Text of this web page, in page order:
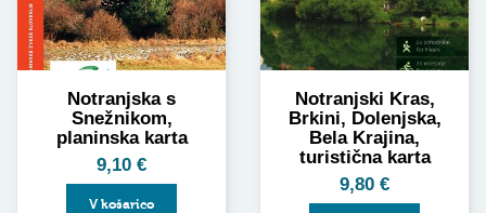
Notranjska s
Snežnikom,
planinska karta
9,10 €
V košarico
Notranjski Kras,
Brkini, Dolenjska,
Bela Krajina,
turistična karta
9,80 €